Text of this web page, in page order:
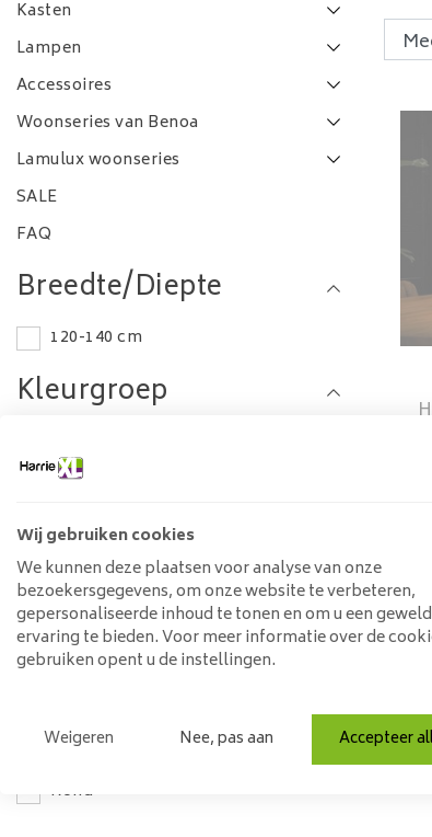
Kasten
Lampen
Accessoires
Woonseries van Benoa
Lamulux woonseries
SALE
FAQ
Breedte/Diepte
120-140 cm
Kleurgroep
Bruin
Lengte
0-50 cm
Materiaal
Model
Rond
Wij gebruiken cookies
We kunnen deze plaatsen voor analyse van onze
bezoekersgegevens, om onze website te verbeteren,
gepersonaliseerde inhoud te tonen en om u een
ervaring te bieden. Voor meer informatie over de
gebruiken opent u de instellingen.
Weigeren Nee, pas aan Accepteer